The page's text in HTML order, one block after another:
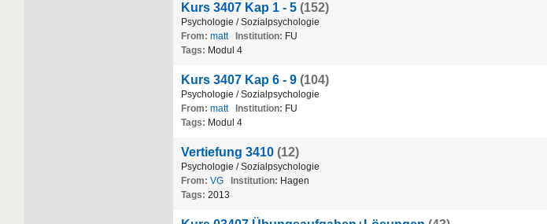
Kurs 3407 Kap 1 - 5 (152)
Psychologie /Sozialpsychologie
From: matt Institution: FU
Tags: Modul 4
Kurs 3407 Kap 6 - 9 (104)
Psychologie /Sozialpsychologie
From: matt Institution: FU
Tags: Modul 4
Vertiefung 3410 (12)
Psychologie /Sozialpsychologie
From: VG Institution: Hagen
Tags: 2013